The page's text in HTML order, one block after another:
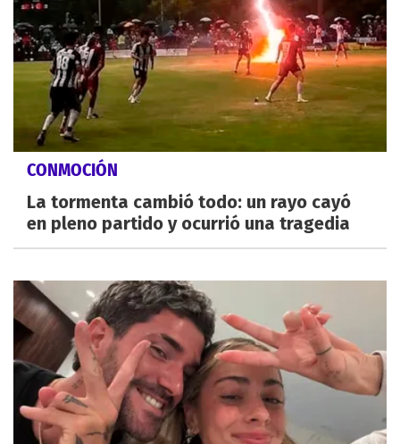
CONMOCIÓN
La tormenta cambió todo: un rayo cayó
en pleno partido y ocurrió una tragedia